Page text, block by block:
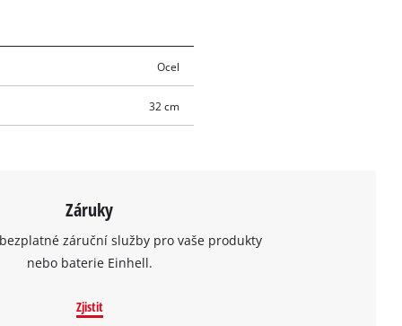
Ocel
32 cm
Záruky
záruční služby pro vaše produkty
nebo baterie Einhell.
Zjistit